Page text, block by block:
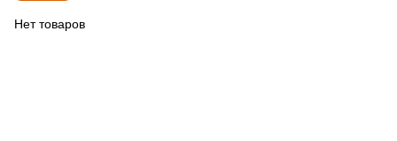
Нет товаров